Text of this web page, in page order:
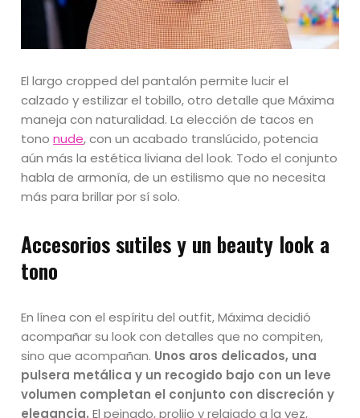
El largo cropped del pantalón permite lucir el
calzado y estilizar el tobillo, otro detalle que Máxima
maneja con naturalidad. La elección de tacos en
tononude, con un acabado translúcido, potencia
aún más la estética liviana del look. Todo el conjunto
habla de armonía, de un estilismo que no necesita
más para brillar por sí solo.
Accesorios sutiles y un beauty look a
tono
En línea con el espíritu del outfit, Máxima decidió
acompañar su look con detalles que no compiten,
sino que acompañan. Unos aros delicados, una
pulsera metálica y un recogido bajo con un leve
volumen completan el conjunto con discreción y
elegancia.El peinado, prolijo y relajado a la vez,